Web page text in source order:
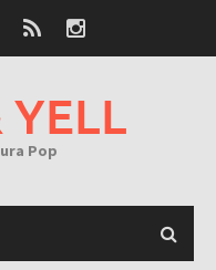
YELL
Pop